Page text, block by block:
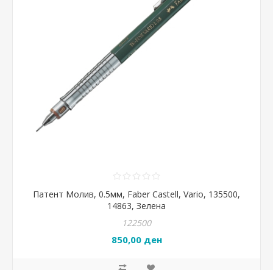
Патент Молив, 0.5мм, Faber Castell, Vario, 135500,
14863, Зелена
122500
850,00 ден